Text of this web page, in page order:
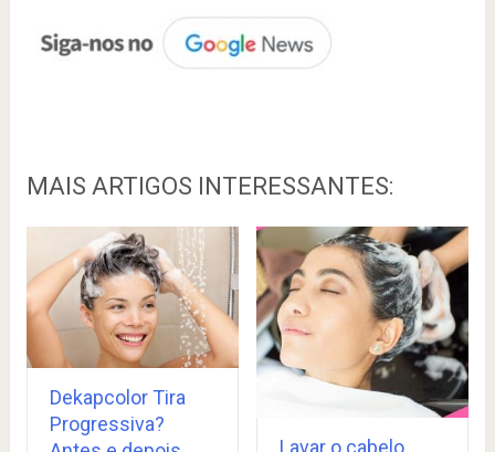
MAIS ARTIGOS INTERESSANTES:
Dekapcolor Tira
Progressiva?
Lavar o cabelo